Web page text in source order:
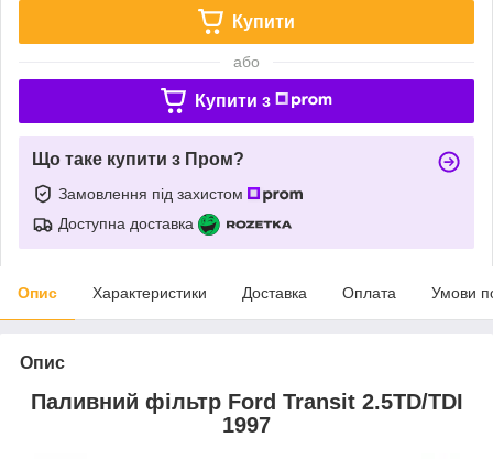
Купити
або
Купити з
Що таке купити з Пром?
Замовлення під захистом
Доступна доставка
Опис Характеристики Доставка Оплата Умови
Опис
Паливний фільтр Ford Transit 2.5TD/TDI
1997